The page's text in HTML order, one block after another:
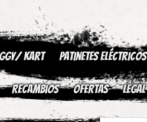
kart Patinetes Eléctricos
Recambios OFERTAS Legal